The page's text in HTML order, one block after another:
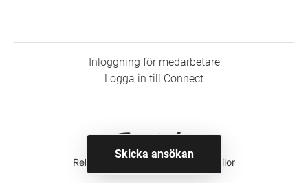
Skicka ansökan
Inloggning för medarbetare
Logga in till Connect
Rekryteringsverktyg från Teamtailor